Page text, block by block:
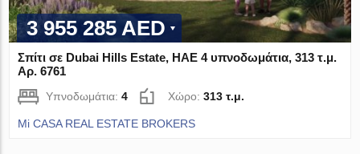
3 955 285 AED
Σπίτι σε Dubai Hills Estate, ΗΑΕ 4 υπνοδωμάτια, 313 τ.μ.
Αρ. 6761
Υπνοδωμάτια:4 Χώρο:313 τ.μ.
Mi CASA REAL ESTATE BROKERS